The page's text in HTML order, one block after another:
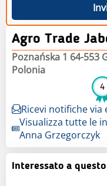
Agro Trade
Poznańska 1 64-553
Polonia
4
Ricevi notifiche via
Visualizza tutte le
Anna Grzegorczyk
Interessato a